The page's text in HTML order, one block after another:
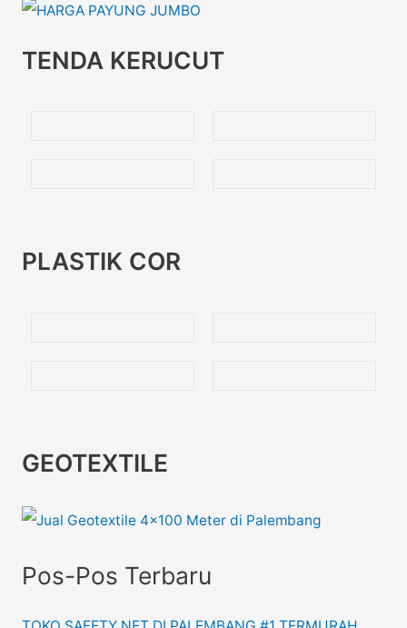
TENDA KERUCUT
PLASTIK COR
GEOTEXTILE
Pos-Pos Terbaru